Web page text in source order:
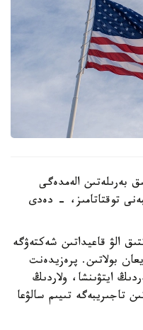
بەرىلەتىن الەمدەگى
توقتاتامىز، - دەدى
الۋ قاعيداتىن شەكتەۋگە
بولاتىن. پرەزيدەنت
ايتۋىنشا، ولاردىڭ
تاجىريبەگە تىيىم سالۋعا